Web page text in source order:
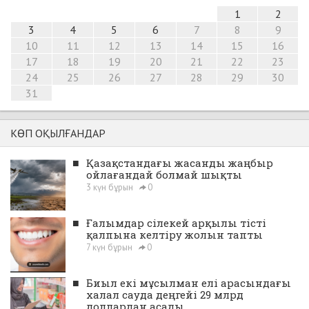
1
2
3
4 5 6 7 8
9
10
11 12 13 14 15
16
17
18 19 20 21 22
23
24
25 26 27 28 29
30
31
КӨП ОҚЫЛҒАНДАР
■ Қазақстандағы жасанды жаңбыр
ойлағандай болмай шықты
3 күн бұрын 0
■ Ғалымдар сілекей арқылы тісті
қалпына келтіру жолын тапты
7 күн бұрын 0
■ Биыл екі мұсылман елі арасындағы
халал сауда деңгейі 29 млрд